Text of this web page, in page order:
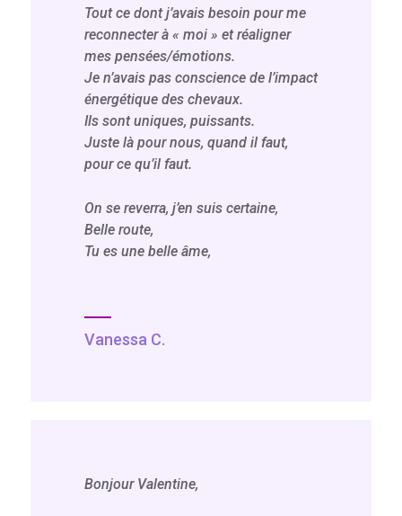
Tout ce dont j’avais besoin pour me
reconnecter à « moi » et réaligner
mes pensées/émotions.
Je n’avais pas conscience de l’impact
énergétique des chevaux.
Ils sont uniques, puissants.
Juste là pour nous, quand il faut,
pour ce qu’il faut.
On se reverra, j’en suis certaine,
Belle route,
Tu es une belle âme,
Vanessa C.
Bonjour Valentine,